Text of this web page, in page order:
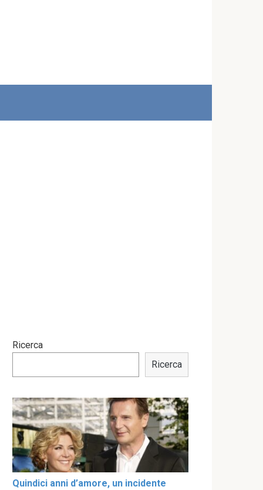
Ricerca
Ricerca
Quindici anni d’amore, un incidente